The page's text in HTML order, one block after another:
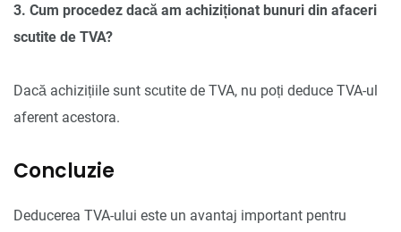
3. Cum procedez dacă am achiziționat bunuri din afaceri
scutite de TVA?
Dacă achizițiile sunt scutite de TVA, nu poți deduce TVA-ul
aferent acestora.
Concluzie
Deducerea TVA-ului este un avantaj important pentru